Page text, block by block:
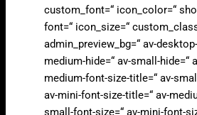
custom_font=“ icon_color=“
font=“ icon_size=“
admin_preview_bg=“ av-
medium-hide=“ av-small-hide=“
medium-font-size-title=“ av-
av-mini-font-size-title=“ av-
small-font-size=“ av-mini-font-